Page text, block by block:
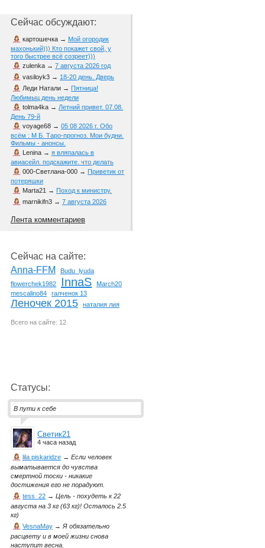
Сейчас обсуждают:
картошечка → Мой огородик
махонький))) Кто покажет свой, у
того быстрее всё созреет)))
zulenka → 7 августа 2026 год
vasiloyk3 → 18-20 день. Дверь
Леди Натали → Пятница!
Любимыц день недели
tolma4ka → Летний привет. 07.08.
День 79-й
voyage68 → 05 08 2026 г. Обо
всём : М Б. Таро-прогноз. Мои будни.
Фильмы - анонсы.
Lenina → я вляпалась в
авиасейл. подскажите. что делать
000-Светлана-000 → Приветик от
потеряшки
Marta21 → Поход к министру.
marnikifn3 → 7 августа 2026
Лента комментариев
Сейчас на сайте:
Anna-FFM
Budu_lyuda
flowerchek1982
InnaS
March20
mescalino84
галченок 13
Леночек 2015 наталия лия
Всего на сайте: 12
Статусы:
В пути к себе
Светик21
4 часа назад
lila piskaridze → Если человек
выматывается до чувства
смертной тоски - никакие
достижения его не порадуют.
tess_22 → Цель - похудеть к 22
августа на 3 кг (63 кг)! Осталось 2.5
кг)
VesnaMay →Я обязательно
расцвету и в моей жизни снова
наступит весна.